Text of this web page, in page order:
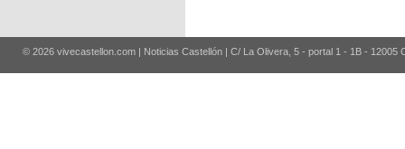
© 2026 vivecastellon.com | Noticias Castellón | C/ La Olivera, 5 - portal 1 - 1B - 12005